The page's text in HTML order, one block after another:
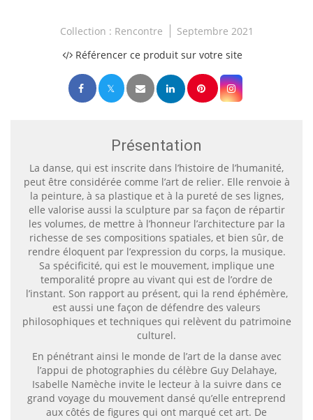
Collection : Rencontre
Septembre 2021
Référencer ce produit sur votre site
Présentation
La danse, qui est inscrite dans l’histoire de l’humanité,
peut être considérée comme l’art de relier. Elle renvoie à
la peinture, à sa plastique et à la pureté de ses lignes,
elle valorise aussi la sculpture par sa façon de répartir
les volumes, de mettre à l’honneur l’architecture par la
richesse de ses compositions spatiales, et bien sûr, de
rendre éloquent par l’expression du corps, la musique.
Sa spécificité, qui est le mouvement, implique une
temporalité propre au vivant qui est de l’ordre de
l’instant. Son rapport au présent, qui la rend éphémère,
est aussi une façon de défendre des valeurs
philosophiques et techniques qui relèvent du patrimoine
culturel.
En pénétrant ainsi le monde de l’art de la danse avec
l’appui de photographies du célèbre Guy Delahaye,
Isabelle Namèche invite le lecteur à la suivre dans ce
grand voyage du mouvement dansé qu’elle entreprend
aux côtés de figures qui ont marqué cet art. De